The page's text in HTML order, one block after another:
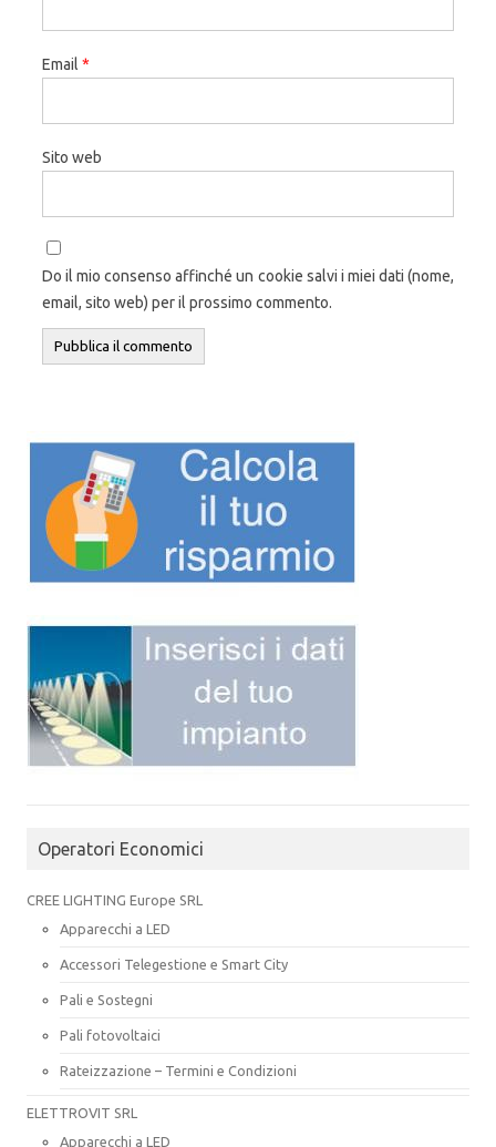
Email *
Sito web
Do il mio consenso affinché un cookie salvi i miei dati (nome,
email, sito web) per il prossimo commento.
Operatori Economici
CREE LIGHTING Europe SRL
Apparecchi a LED
Accessori Telegestione e Smart City
Pali e Sostegni
Pali fotovoltaici
Rateizzazione – Termini e Condizioni
ELETTROVIT SRL
Apparecchi a LED